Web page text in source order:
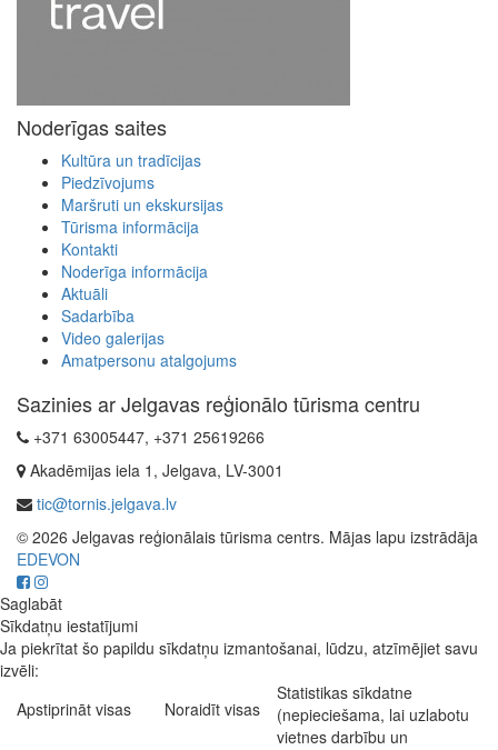
Noderīgas saites
Kultūra un tradīcijas
Piedzīvojums
Maršruti un ekskursijas
Tūrisma informācija
Kontakti
Noderīga informācija
Aktuāli
Sadarbība
Video galerijas
Amatpersonu atalgojums
Sazinies ar Jelgavas reģionālo tūrisma centru
+371 63005447, +371 25619266
Akadēmijas iela 1, Jelgava, LV-3001
tic@tornis.jelgava.lv
© 2026 Jelgavas reģionālais tūrisma centrs. Mājas lapu izstrādāja
EDEVON
Saglabāt
Sīkdatņu iestatījumi
Ja piekrītat šo papildu sīkdatņu izmantošanai, lūdzu, atzīmējiet savu
izvēli:
Apstiprināt visas
Noraidīt visas
Statistikas sīkdatne
(nepieciešama, lai uzlabotu
vietnes darbību un